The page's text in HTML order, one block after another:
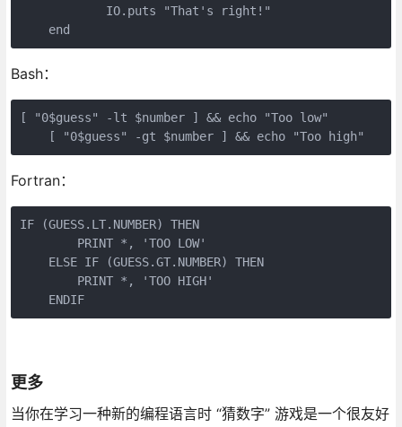
            IO.puts "That's right!"
    end
Bash：
[ "0$guess" -lt $number ] && echo "Too low"
    [ "0$guess" -gt $number ] && echo "Too high"
Fortran：
IF (GUESS.LT.NUMBER) THEN
        PRINT *, 'TOO LOW'
    ELSE IF (GUESS.GT.NUMBER) THEN
        PRINT *, 'TOO HIGH'
    ENDIF
更多
当你在学习一种新的编程语言时 “猜数字” 游戏是一个很友好